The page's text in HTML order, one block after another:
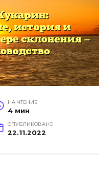
НА ЧТЕНИЕ
4 мин
ОПУБЛИКОВАНО
22.11.2022